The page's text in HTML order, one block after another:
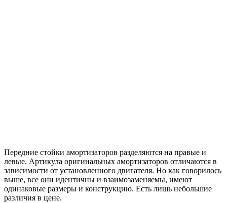
Передние стойки амортизаторов разделяются на правые и
левые. Артикула оригинальных амортизаторов отличаются в
зависимости от установленного двигателя. Но как говорилось
выше, все они идентичны и взаимозаменяемы, имеют
одинаковые размеры и конструкцию. Есть лишь небольшие
различия в цене.